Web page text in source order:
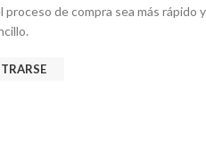
de compra sea más rápido y